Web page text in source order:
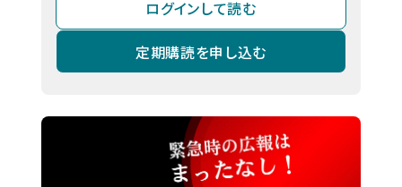
ログインして読む
定期購読を申し込む